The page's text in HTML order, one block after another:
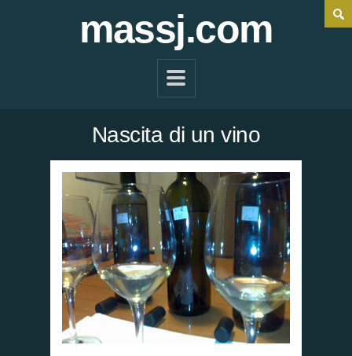
massj.com
Nascita di un vino